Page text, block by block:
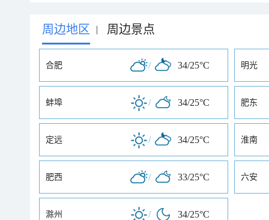
周边地区 | 周边景点
合肥 / 34/25°C 明光
蚌埠 / 34/25°C 肥东
定远 / 34/25°C 淮南
肥西 / 33/25°C 六安
滁州 / 34/25°C